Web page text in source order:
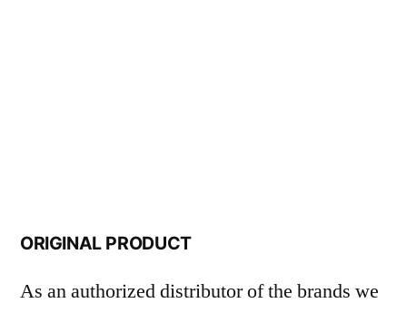
ORIGINAL PRODUCT
As an authorized distributor of the brands we